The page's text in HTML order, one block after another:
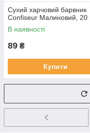
Сухий харчовий барвник
Confiseur Малиновий, 20
В наявності
89 ₴
Купити